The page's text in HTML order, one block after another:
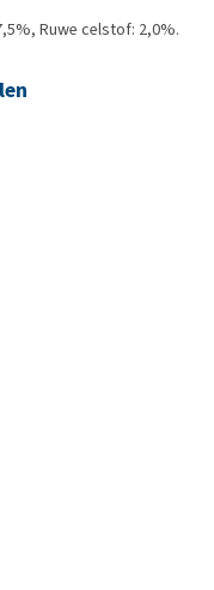
Ruwe celstof: 2,0%.